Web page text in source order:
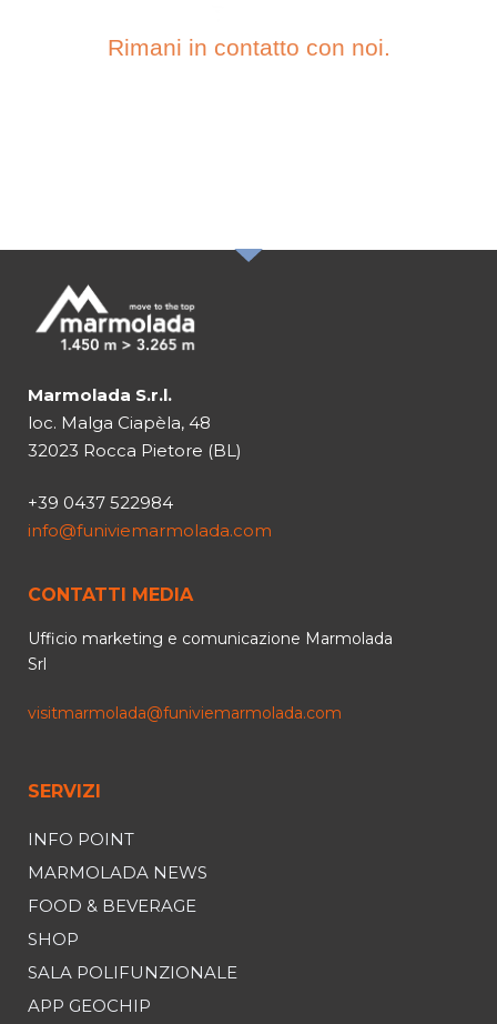
Rimani in contatto con noi.
Marmolada S.r.l.
loc. Malga Ciapèla, 48
32023 Rocca Pietore (BL)
+39 0437 522984
info@funiviemarmolada.com
CONTATTI MEDIA
Ufficio marketing e comunicazione Marmolada
Srl
visitmarmolada@funiviemarmolada.com
SERVIZI
INFO POINT
MARMOLADA NEWS
FOOD & BEVERAGE
SHOP
SALA POLIFUNZIONALE
APP GEOCHIP